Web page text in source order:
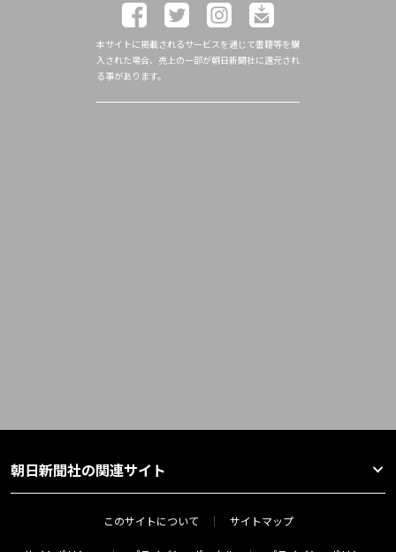
本サイトに掲載されるサービスを通じて書籍等を購
入された場合、売上の一部が朝日新聞社に還元され
る事があります。
朝日新聞社の関連サイト
このサイトについて サイトマップ